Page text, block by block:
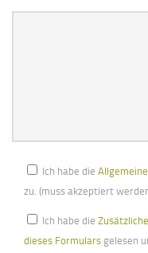
Ich habe die
zu. (muss akzeptiert
Ich habe die
dieses Formulars gelesen